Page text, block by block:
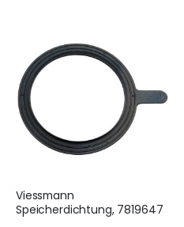
Viessmann
Speicherdichtung, 7819647